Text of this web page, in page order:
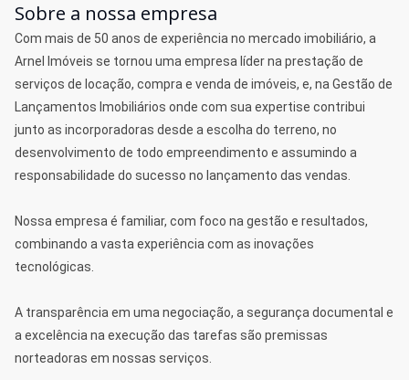
Sobre a nossa empresa
Com mais de 50 anos de experiência no mercado imobiliário, a
Arnel Imóveis se tornou uma empresa líder na prestação de
serviços de locação, compra e venda de imóveis, e, na Gestão de
Lançamentos Imobiliários onde com sua expertise contribui
junto as incorporadoras desde a escolha do terreno, no
desenvolvimento de todo empreendimento e assumindo a
responsabilidade do sucesso no lançamento das vendas.
Nossa empresa é familiar, com foco na gestão e resultados,
combinando a vasta experiência com as inovações
tecnológicas.
A transparência em uma negociação, a segurança documental e
a excelência na execução das tarefas são premissas
norteadoras em nossas serviços.